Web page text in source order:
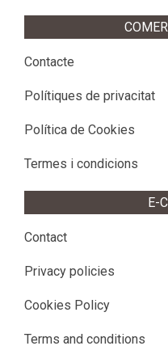
Contacte
Polítiques de privacitat
Política de Cookies
Termes i condicions
E-
Contact
Privacy policies
Cookies Policy
Terms and conditions